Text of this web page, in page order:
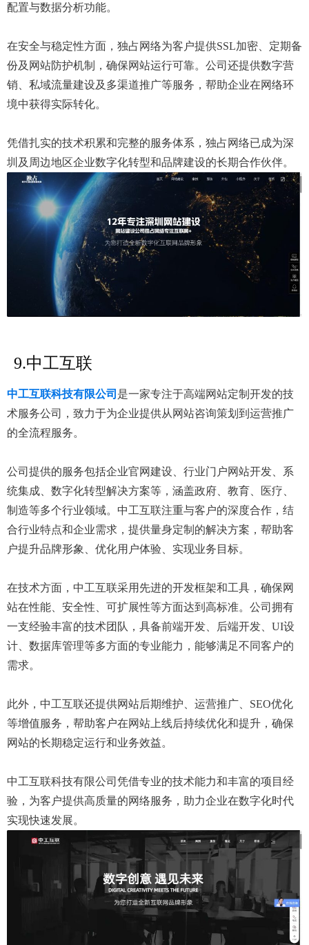
配置与数据分析功能。
在安全与稳定性方面，独占网络为客户提供SSL加密、定期备
份及网站防护机制，确保网站运行可靠。公司还提供数字营
销、私域流量建设及多渠道推广等服务，帮助企业在网络环
境中获得实际转化。
凭借扎实的技术积累和完整的服务体系，独占网络已成为深
圳及周边地区企业数字化转型和品牌建设的长期合作伙伴。
9.中工互联
中工互联科技有限公司 是一家专注于高端网站定制开发的技
术服务公司，致力于为企业提供从网站咨询策划到运营推广
的全流程服务。
公司提供的服务包括企业官网建设、行业门户网站开发、系
统集成、数字化转型解决方案等，涵盖政府、教育、医疗、
制造等多个行业领域。中工互联注重与客户的深度合作，结
合行业特点和企业需求，提供量身定制的解决方案，帮助客
户提升品牌形象、优化用户体验、实现业务目标。
在技术方面，中工互联采用先进的开发框架和工具，确保网
站在性能、安全性、可扩展性等方面达到高标准。公司拥有
一支经验丰富的技术团队，具备前端开发、后端开发、UI设
计、数据库管理等多方面的专业能力，能够满足不同客户的
需求。
此外，中工互联还提供网站后期维护、运营推广、SEO优化
等增值服务，帮助客户在网站上线后持续优化和提升，确保
网站的长期稳定运行和业务效益。
中工互联科技有限公司凭借专业的技术能力和丰富的项目经
验，为客户提供高质量的网络服务，助力企业在数字化时代
实现快速发展。